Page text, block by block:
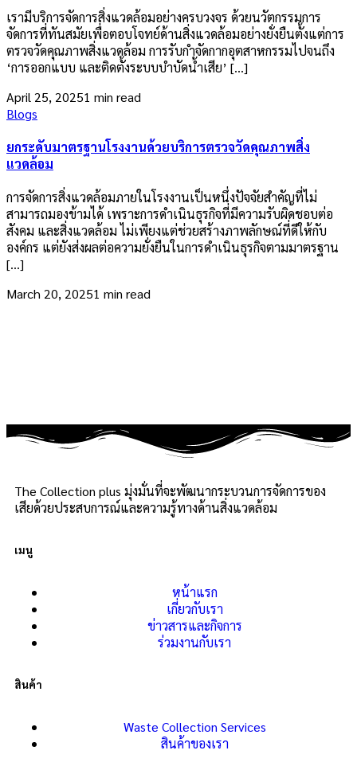
เรามีบริการจัดการสิ่งแวดล้อมอย่างครบวงจร ด้วยนวัตกรรมการ
จัดการที่ทันสมัยเพื่อตอบโจทย์ด้านสิ่งแวดล้อมอย่างยั่งยืนตั้งแต่การ
ตรวจวัดคุณภาพสิ่งแวดล้อม การรับกำจัดกากอุตสาหกรรมไปจนถึง
‘การออกแบบ และติดตั้งระบบบำบัดน้ำเสีย’ […]
April 25, 20251 min read
Blogs
ยกระดับมาตรฐานโรงงานด้วยบริการตรวจวัดคุณภาพสิ่ง
แวดล้อม
การจัดการสิ่งแวดล้อมภายในโรงงานเป็นหนึ่งปัจจัยสำคัญที่ไม่
สามารถมองข้ามได้ เพราะการดำเนินธุรกิจที่มีความรับผิดชอบต่อ
สังคม และสิ่งแวดล้อม ไม่เพียงแต่ช่วยสร้างภาพลักษณ์ที่ดีให้กับ
องค์กร แต่ยังส่งผลต่อความยั่งยืนในการดำเนินธุรกิจตามมาตรฐาน
[…]
March 20, 20251 min read
The Collection plus มุ่งมั่นที่จะพัฒนากระบวนการจัดการของ
เสียด้วยประสบการณ์และความรู้ทางด้านสิ่งแวดล้อม
เมนู
หน้าแรก
เกี่ยวกับเรา
ข่าวสารและกิจการ
ร่วมงานกับเรา
สินค้า
Waste Collection Services
สินค้าของเรา